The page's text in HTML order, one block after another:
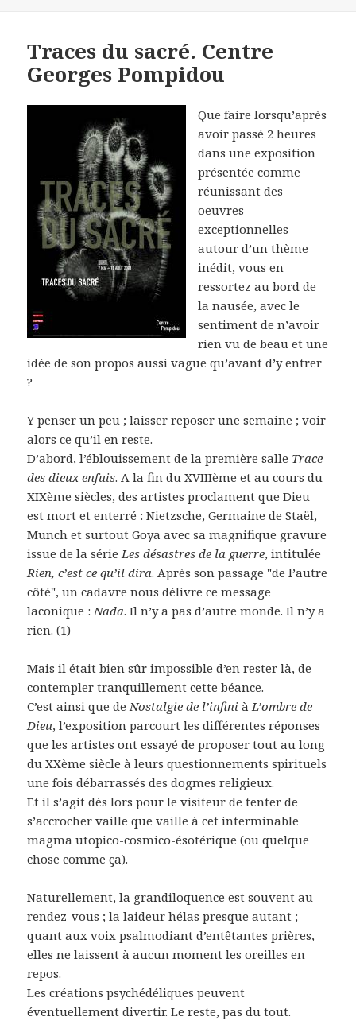
Traces du sacré. Centre
Georges Pompidou
Que faire lorsqu’après
avoir passé 2 heures
dans une exposition
présentée comme
réunissant des
oeuvres
exceptionnelles
autour d’un thème
inédit, vous en
ressortez au bord de
la nausée, avec le
sentiment de n’avoir
rien vu de beau et une
idée de son propos aussi vague qu’avant d’y entrer
?
Y penser un peu ; laisser reposer une semaine ; voir
alors ce qu’il en reste.
D’abord, l’éblouissement de la première salle Trace
des dieux enfuis. A la fin du XVIIIème et au cours du
XIXème siècles, des artistes proclament que Dieu
est mort et enterré : Nietzsche, Germaine de Staël,
Munch et surtout Goya avec sa magnifique gravure
issue de la série Les désastres de la guerre, intitulée
Rien, c’est ce qu’il dira. Après son passage "de l’autre
côté", un cadavre nous délivre ce message
laconique : Nada. Il n’y a pas d’autre monde. Il n’y a
rien. (1)
Mais il était bien sûr impossible d’en rester là, de
contempler tranquillement cette béance.
C’est ainsi que de Nostalgie de l’infini à L’ombre de
Dieu, l’exposition parcourt les différentes réponses
que les artistes ont essayé de proposer tout au long
du XXème siècle à leurs questionnements spirituels
une fois débarrassés des dogmes religieux.
Et il s’agit dès lors pour le visiteur de tenter de
s’accrocher vaille que vaille à cet interminable
magma utopico-cosmico-ésotérique (ou quelque
chose comme ça).
Naturellement, la grandiloquence est souvent au
rendez-vous ; la laideur hélas presque autant ;
quant aux voix psalmodiant d’entêtantes prières,
elles ne laissent à aucun moment les oreilles en
repos.
Les créations psychédéliques peuvent
éventuellement divertir. Le reste, pas du tout.